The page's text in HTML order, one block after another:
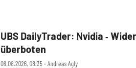
06.08.2026, 08:35 ‧ Andreas Agly
UBS DailyTrader: Nvidia ‑
überboten